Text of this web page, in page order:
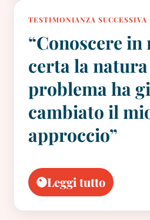
TESTIMONIANZA SUCCESSIVA
“Conoscere in
certa la
problema ha
cambiato il
approccio”
Leggi tutto